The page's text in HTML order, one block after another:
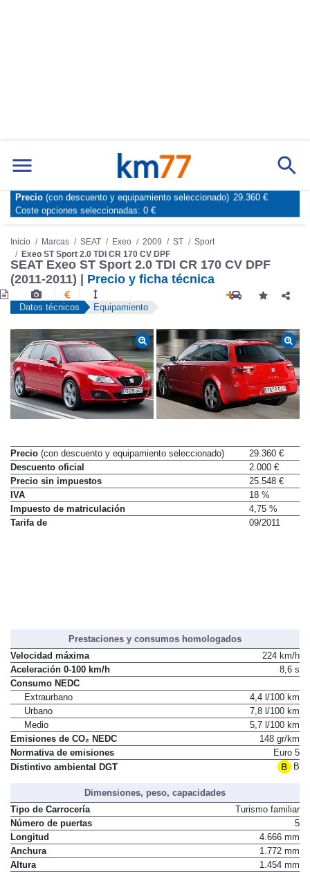
Marcas Comparador de coches
Inicio Marcas SEAT Exeo 2009 ST
Sport
Exeo ST Sport 2.0 TDI CR 170 CV DPF
SEAT Exeo ST Sport 2.0 TDI CR 170 CV DPF
(2011-2011) | Precio y ficha técnica
Datos técnicos Equipamiento
Precio (con descuento y equipamiento seleccionado)
29.360 €
Descuento oficial
2.000 €
Precio sin impuestos
25.548 €
IVA
18 %
Impuesto de matriculación
4,75 %
Tarifa de
09/2011
Prestaciones y consumos homologados
Velocidad máxima
224 km/h
Aceleración 0-100 km/h
8,6 s
Consumo NEDC
Extraurbano
4,4 l/100 km
Urbano
7,8 l/100 km
Medio
5,7 l/100 km
Emisiones de CO₂ NEDC
148 gr/km
Normativa de emisiones
Euro 5
Distintivo ambiental DGT
B
Dimensiones, peso, capacidades
Tipo de Carrocería
Turismo familiar
Número de puertas
5
Longitud
4.666 mm
Anchura
1.772 mm
Altura
1.454 mm
Precio (con descuento y equipamiento seleccionado) 29.360 €
Coste opciones seleccionadas: 0 €